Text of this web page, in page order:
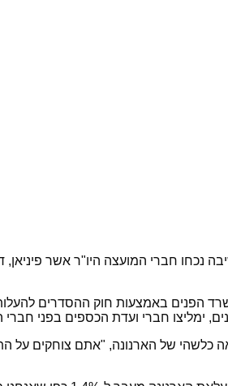
נדון תקציב שנת 2011 והעלאת הארנונה. בישיבה נכחו
חברי ועדת הכספים בפני חברי המועצה
כלשהי של הארנונה, "אתם צוחקים על